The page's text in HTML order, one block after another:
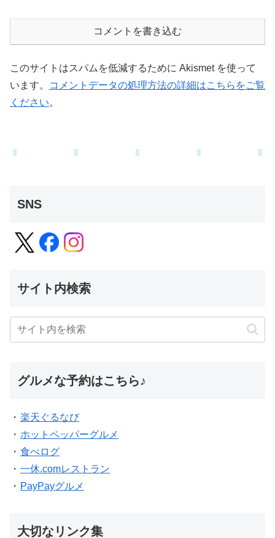
コメントを書き込む
このサイトはスパムを低減するために Akismet を使って
います。
コメントデータの処理方法の詳細はこちらをご覧
ください。
SNS
サイト内検索
グルメな予約はこちら♪
・ 楽天ぐるなび
・ ホットペッパーグルメ
・ 食べログ
・ 一休.comレストラン
・ PayPayグルメ
大切なリンク集